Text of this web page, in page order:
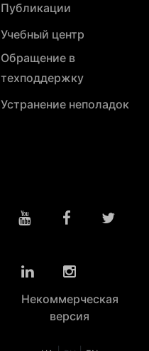
Публикации
Учебный центр
Обращение в
техподдержку
Устранение неполадок
Некоммерческая
версия